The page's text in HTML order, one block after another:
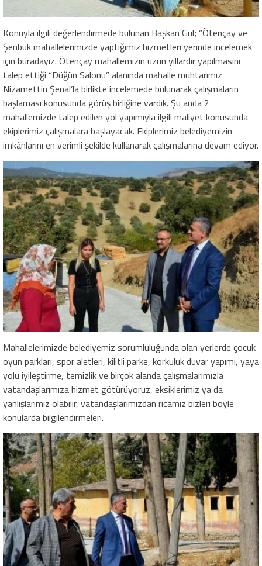
Konuyla ilgili değerlendirmede bulunan Başkan Gül; “Ötençay ve
Şenbük mahallelerimizde yaptığımız hizmetleri yerinde incelemek
için buradayız. Ötençay mahallemizin uzun yıllardır yapılmasını
talep ettiği “Düğün Salonu” alanında mahalle muhtarımız
Nizamettin Şenal’la birlikte incelemede bulunarak çalışmaların
başlaması konusunda görüş birliğine vardık. Şu anda 2
mahallemizde talep edilen yol yapımıyla ilgili maliyet konusunda
ekiplerimiz çalışmalara başlayacak. Ekiplerimiz belediyemizin
imkânlarını en verimli şekilde kullanarak çalışmalarına devam ediyor.
Mahallelerimizde belediyemiz sorumluluğunda olan yerlerde çocuk
oyun parkları, spor aletleri, kilitli parke, korkuluk duvar yapımı, yaya
yolu iyileştirme, temizlik ve birçok alanda çalışmalarımızla
vatandaşlarımıza hizmet götürüyoruz, eksiklerimiz ya da
yanlışlarımız olabilir, vatandaşlarımızdan ricamız bizleri böyle
konularda bilgilendirmeleri.